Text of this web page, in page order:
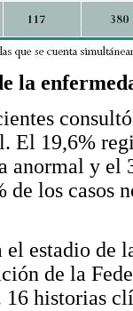
la
El 19,6%
anormal y el
de los casos
el estadio de
de la
historias